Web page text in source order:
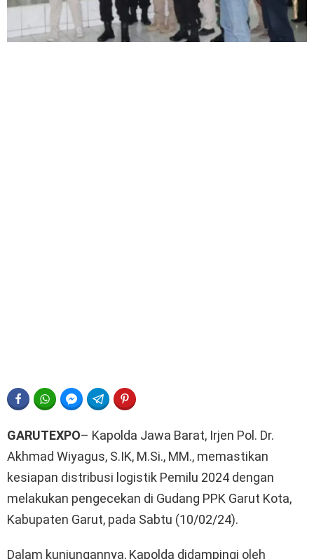
FACEBOOKWHATSAPPFACEBOOK MESSENGER
TELEGRAM
GARUTEXPO– Kapolda Jawa Barat, Irjen Pol. Dr.
Akhmad Wiyagus, S.IK, M.Si., MM., memastikan
kesiapan distribusi logistik Pemilu 2024 dengan
melakukan pengecekan di Gudang PPK Garut Kota,
Kabupaten Garut, pada Sabtu (10/02/24).
Dalam kunjungannya, Kapolda didampingi oleh